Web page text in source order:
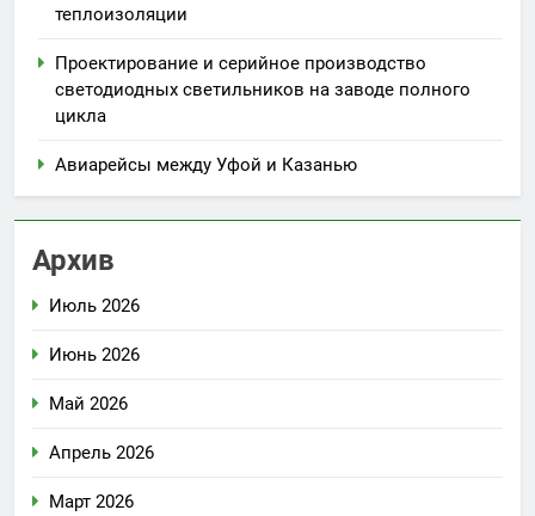
теплоизоляции
Проектирование и серийное производство
светодиодных светильников на заводе полного
цикла
Авиарейсы между Уфой и Казанью
Архив
Июль 2026
Июнь 2026
Май 2026
Апрель 2026
Март 2026